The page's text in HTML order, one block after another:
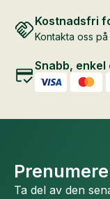
Kostnadsfri
Kontakta oss
Snabb,
Ta del av den